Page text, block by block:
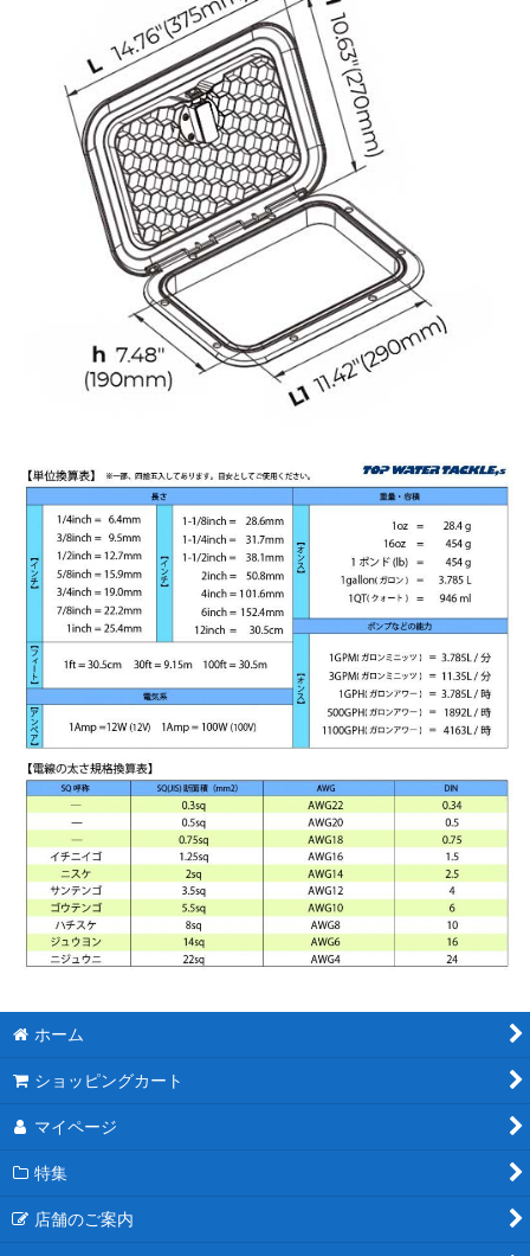
ホーム
ショッピングカート
マイページ
特集
店舗のご案内